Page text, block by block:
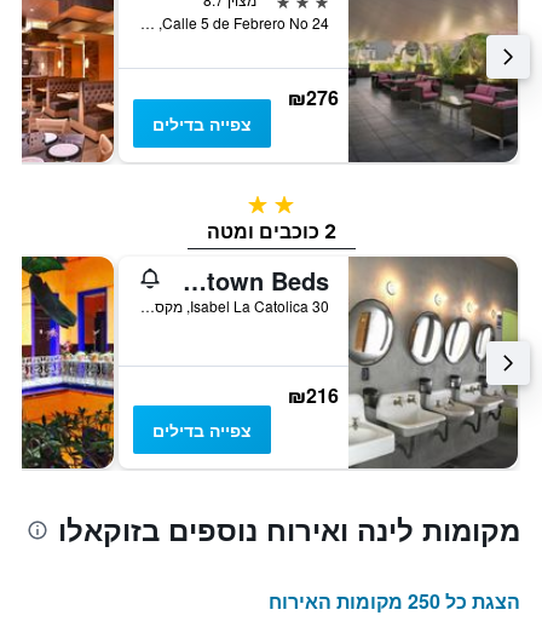
Calle 5 de Febrero No 24, מקסיקו סיטי, מקסיקו סיטי, מקסיקו
₪276
צפייה בדילים
2 כוכבים
2 כוכבים ומטה
Downtown Beds
Isabel La Catolica 30, מקסיקו סיטי, מקסיקו סיטי, מקסיקו
₪216
צפייה בדילים
מקומות לינה ואירוח נוספים בזוקאלו
הצגת כל 250 מקומות האירוח